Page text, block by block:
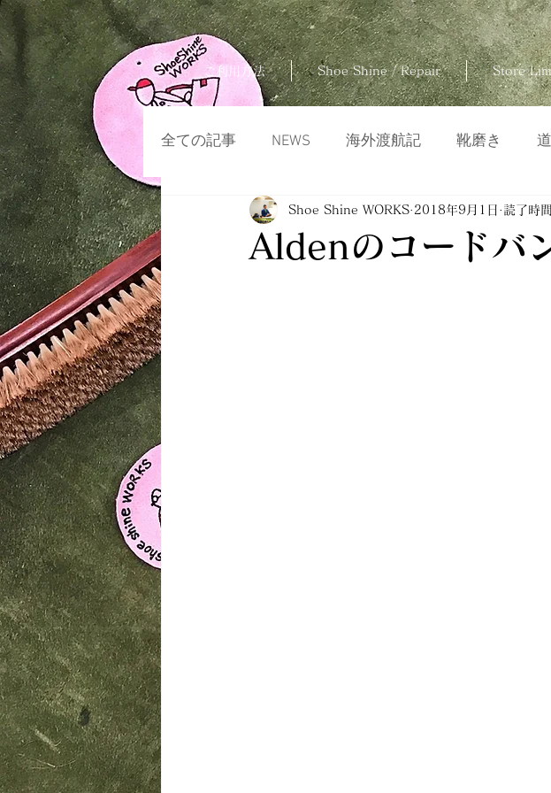
ご利用方法 Shoe Shine / Repair Store
全ての記事 NEWS 海外渡航記 靴磨き
Aldenのコードバ
Shoe Shine WORKS 2018年9月1日 読了時